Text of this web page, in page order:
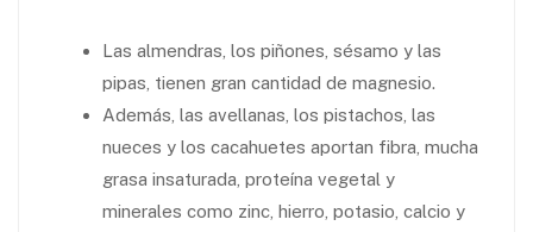
Las almendras, los piñones, sésamo y las
pipas, tienen gran cantidad de magnesio.
Además, las avellanas, los pistachos, las
nueces y los cacahuetes aportan fibra, mucha
grasa insaturada, proteína vegetal y
minerales como zinc, hierro, potasio, calcio y